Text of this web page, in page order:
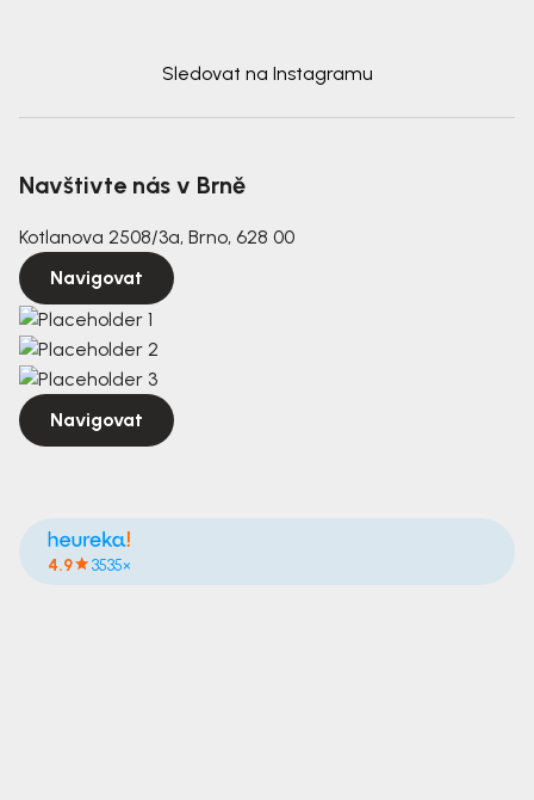
Sledovat na Instagramu
Navštivte nás v Brně
Kotlanova 2508/3a, Brno, 628 00
Navigovat
Navigovat
4.9 3535×